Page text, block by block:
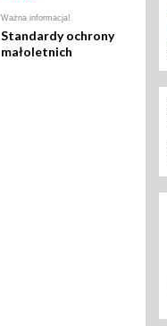
Ważna informacja!
Standardy ochrony
małoletnich